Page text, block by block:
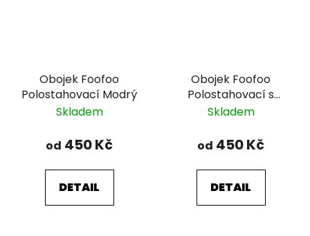
Obojek Foofoo
Polostahovací Modrý
Skladem
od 450 Kč
DETAIL
Obojek Foofoo
Polostahovací s
řetízkem - Pink I.
Skladem
od 450 Kč
DETAIL